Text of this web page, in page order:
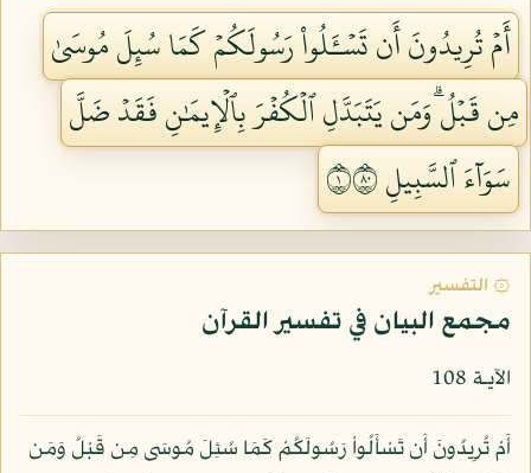
أَمۡ تُرِيدُونَ أَن تَسۡـَٔلُواْ رَسُولَكُمۡ كَمَا سُئِلَ مُوسَىٰ
مِن قَبۡلُۗ وَمَن يَتَبَدَّلِ ٱلۡكُفۡرَ بِٱلۡإِيمَٰنِ فَقَدۡ ضَلَّ
سَوَآءَ ٱلسَّبِيلِ ١٠٨
۞ التفسير
مجمع البيان في تفسير القرآن
الآيـة 108
أَمْ تُرِيدُونَ أَن تَسْأَلُواْ رَسُولَكُمْ كَمَا سُئِلَ مُوسَى مِن قَبْلُ وَمَن